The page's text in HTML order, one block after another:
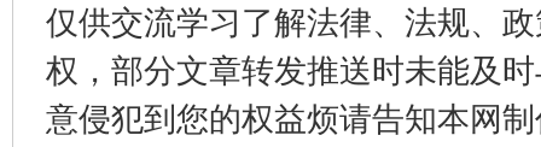
仅供交流学习了解法律、法规、
权，部分文章转发推送时未能及
意侵犯到您的权益烦请告知本网